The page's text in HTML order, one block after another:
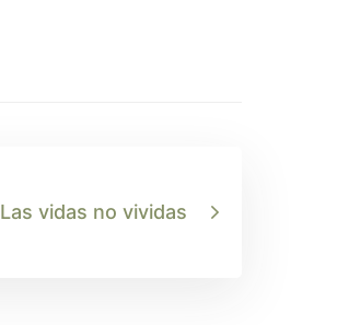
Las vidas no vividas